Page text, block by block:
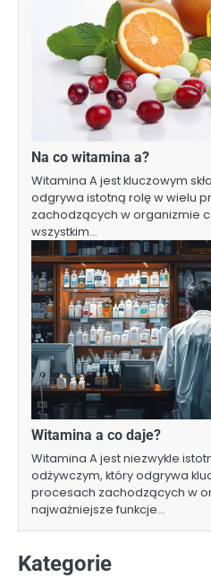
Na co witamina a?
Witamina A jest kluczowym
odgrywa istotną rolę w wielu
zachodzących w organizmie
wszystkim…
Witamina a co daje?
Witamina A jest niezwykle
odżywczym, który odgrywa
procesach zachodzących w
najważniejsze funkcje…
Kategorie